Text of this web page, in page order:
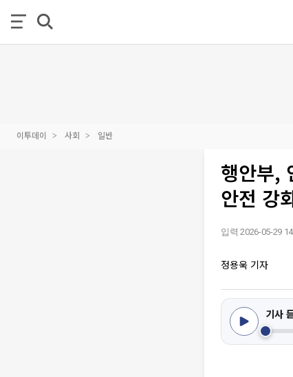
이투데이 사회 일반
행안부,
안전 강
입력 2026-05-29
정용욱 기자
기사